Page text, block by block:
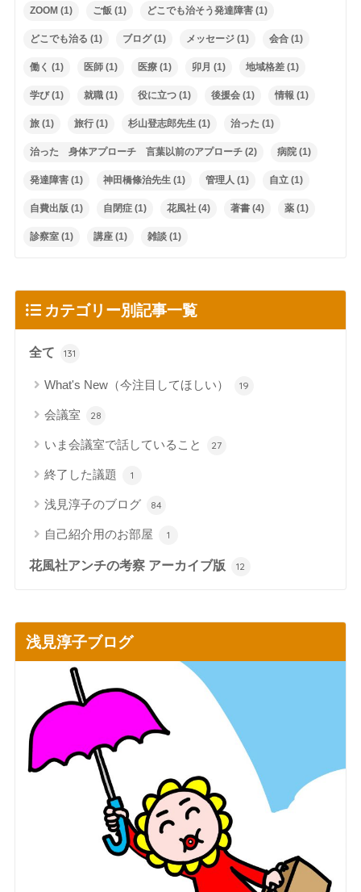
ZOOM(1) ご飯 (1) どこでも治そう発達障害(1)
どこでも治る (1) ブログ(1) メッセージ(1) 会合(1)
働く (1) 医師(1) 医療(1) 卯月 (1) 地域格差(1)
学び(1) 就職(1) 役に立つ(1) 後援会(1) 情報 (1)
旅(1) 旅行(1) 杉山登志郎先生(1) 治った (1)
治った 身体アプローチ 言葉以前のアプローチ(2) 病院(1)
発達障害(1) 神田橋條治先生(1) 管理人 (1) 自立(1)
自費出版 (1) 自閉症(1) 花風社(4) 著書(4) 薬(1)
診察室(1) 講座(1) 雑談(1)
カテゴリー別記事一覧
全て 131
What's New（今注目してほしい） 19
会議室 28
いま会議室で話していること 27
終了した議題 1
浅見淳子のブログ 84
自己紹介用のお部屋 1
花風社アンチの考察 アーカイブ版 12
浅見淳子ブログ